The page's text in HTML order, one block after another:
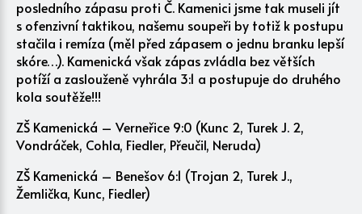
posledního zápasu proti Č. Kamenici jsme tak museli jít
s ofenzivní taktikou, našemu soupeři by totiž k postupu
stačila i remíza (měl před zápasem o jednu branku lepší
skóre…). Kamenická však zápas zvládla bez větších
potíží a zaslouženě vyhrála 3:1 a postupuje do druhého
kola soutěže!!!
ZŠ Kamenická – Verneřice 9:0 (Kunc 2, Turek J. 2,
Vondráček, Cohla, Fiedler, Přeučil, Neruda)
ZŠ Kamenická – Benešov 6:1 (Trojan 2, Turek J.,
Žemlička, Kunc, Fiedler)